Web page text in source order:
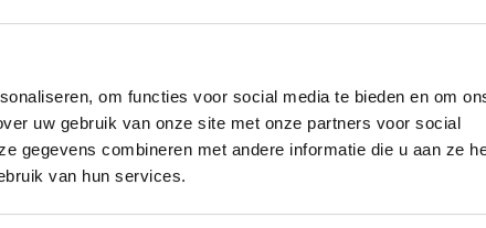
om functies voor social media te bieden en om
uw gebruik van onze site met onze partners voor social
gegevens combineren met andere informatie die u aan ze
van hun services.
Deze labels
transport